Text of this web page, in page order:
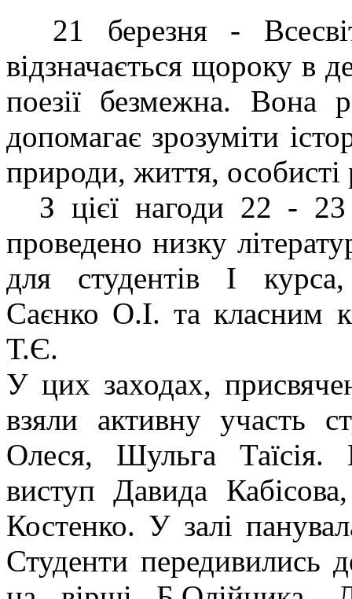
21 березня -
відзначається щороку в
поезії безмежна. Вона
допомагає зрозуміти
природи, життя, особисті
З цієї нагоди 22 - 23
проведено низку
для студентів І курса,
Саєнко О.І. та класним
Т.Є.
У цих заходах,
взяли активну участь
Олеся, Шульга
виступ Давида
Костенко. У залі
Студенти передивились